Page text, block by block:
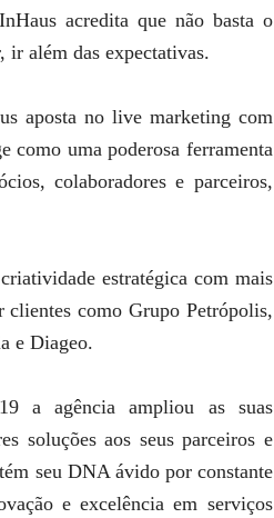
acredita que não basta o
ir além das expectativas.
aposta no live marketing com
como uma poderosa ferramenta
colaboradores e parceiros,
estratégica com mais
clientes como Grupo Petrópolis,
e Diageo.
a agência ampliou as suas
soluções aos seus parceiros e
seu DNA ávido por constante
e excelência em serviços